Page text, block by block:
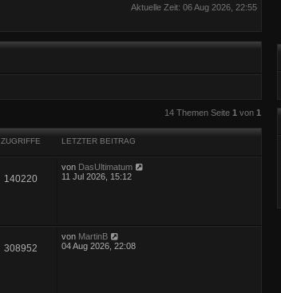
Aktuelle Zeit: 06 Aug 2026, 22:55
14 Themen Seite 1 von 1
ZUGRIFFE LETZTER BEITRAG
140220
von DasUltimatum
11 Jul 2026, 15:12
308952
von MartinB
04 Aug 2026, 22:08